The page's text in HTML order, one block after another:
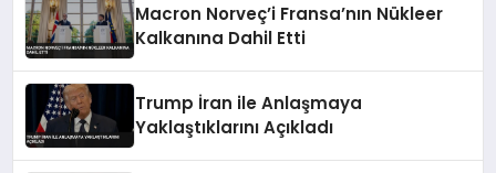
Macron Norveç’i Fransa’nın Nükleer
Kalkanına Dahil Etti
Trump İran ile Anlaşmaya
Yaklaştıklarını Açıkladı